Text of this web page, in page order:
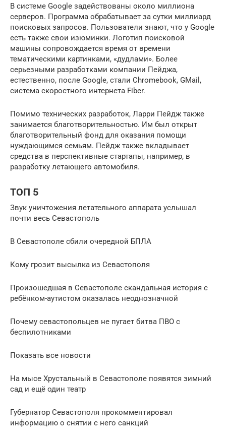
В системе Google задействованы около миллиона
серверов. Программа обрабатывает за сутки миллиард
поисковых запросов. Пользователи знают, что у Google
есть также свои изюминки. Логотип поисковой
машины сопровождается время от времени
тематическими картинками, «дудлами». Более
серьезными разработками компании Пейджа,
естественно, после Google, стали Chromebook, GMail,
система скоростного интернета Fiber.
Помимо технических разработок, Ларри Пейдж также
занимается благотворительностью. Им был открыт
благотворительный фонд для оказания помощи
нуждающимся семьям. Пейдж также вкладывает
средства в перспективные стартапы, например, в
разработку летающего автомобиля.
ТОП 5
Звук уничтожения летательного аппарата услышал
почти весь Севастополь
В Севастополе сбили очередной БПЛА
Кому грозит высылка из Севастополя
Произошедшая в Севастополе скандальная история с
ребёнком-аутистом оказалась неоднозначной
Почему севастопольцев не пугает битва ПВО с
беспилотниками
Показать все новости
На мысе Хрустальный в Севастополе появятся зимний
сад и ещё один театр
Губернатор Севастополя прокомментировал
информацию о снятии с него санкций